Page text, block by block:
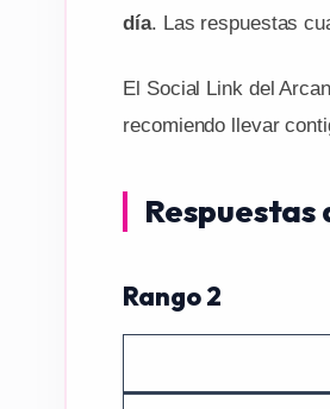
día. Las respuestas
El Social Link del
recomiendo llevar
Respuestas
Rango 2